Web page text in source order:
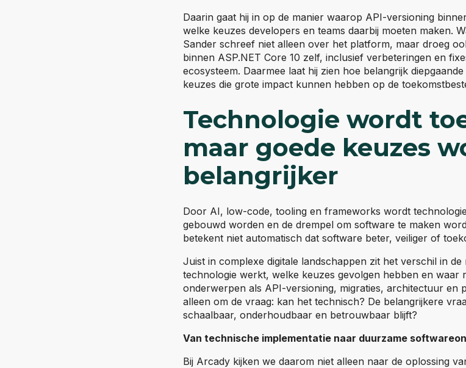
Daarin gaat hij in op de manier waarop API-versioning
welke keuzes developers en teams daarbij moeten maken.
Sander schreef niet alleen over het platform, maar droeg
binnen ASP.NET Core 10 zelf, inclusief verbeteringen en
ecosysteem. Daarmee laat hij zien hoe belangrijk
keuzes die grote impact kunnen hebben op de
Technologie wordt
maar goede keuzes
belangrijker
Door AI, low-code, tooling en frameworks wordt
gebouwd worden en de drempel om software te maken
betekent niet automatisch dat software beter, veiliger of
Juist in complexe digitale landschappen zit het verschil in de
technologie werkt, welke keuzes gevolgen hebben en waar
onderwerpen als API-versioning, migraties, architectuur en
alleen om de vraag: kan het technisch? De belangrijkere
schaalbaar, onderhoudbaar en betrouwbaar blijft?
Van technische implementatie naar duurzame
Bij Arcady kijken we daarom niet alleen naar de oplossing